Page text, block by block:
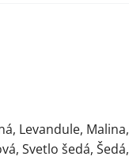
Levandule, Malina,
Svetlo šedá, Šedá,